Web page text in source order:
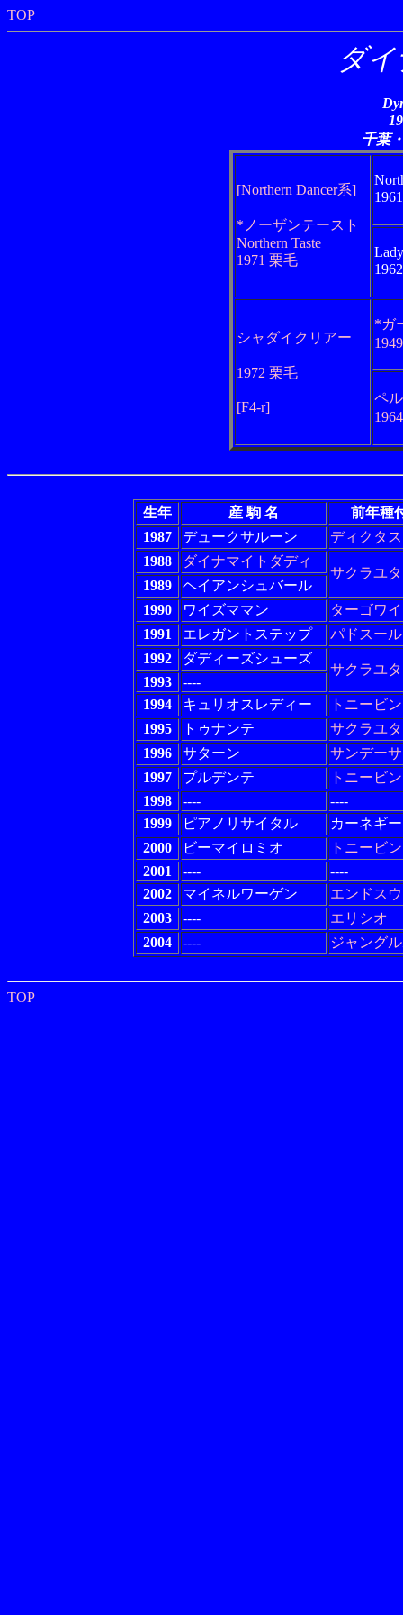
TOP
ダ
千葉
[Northern Dancer系]
*ノーザンテースト
Northern Taste
1971 栗毛
シャダイクリアー
1972 栗毛
[F4-r]
*ガ
ペ
生年 産 駒 名
前年種
1987
デュークサルーン
ディクタス
1988
ダイナマイトダディ
サクラユ
1989
ヘイアンシュバール
1990
ワイズママン
ターゴワ
1991
エレガントステップ
パドスール
1992
ダディーズシューズ
サクラユ
1993
----
1994
キュリオスレディー
トニービン
1995
トゥナンテ
サクラユ
1996
サターン
サンデー
1997
プルデンテ
トニービン
1998
----
----
1999
ピアノリサイタル
カーネギー
2000
ビーマイロミオ
トニービン
2001
----
----
2002
マイネルワーゲン
エンドス
2003
----
エリシオ
2004
---- ジャング
TOP